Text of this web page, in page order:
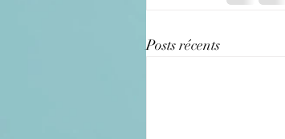
Posts récents